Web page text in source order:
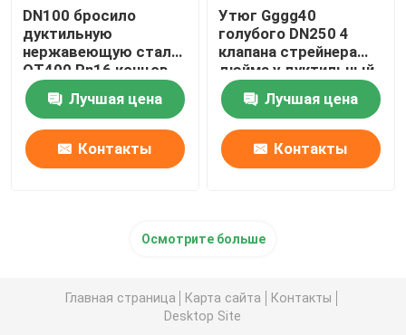
DN100 бросило
дуктильную
нержавеющую сталь
QT400 Pn16 концов
фланца стрейнера
утюга yЛучшая цена
Контакты
Утюг Gggg40
голубого DN250 4
клапана стрейнера
дюйма y дуктильный
для частей водяного
фильтра запасных
Лучшая цена
Контакты
Осмотрите больше
Главная страница Карта сайта
Контакты
Desktop Site